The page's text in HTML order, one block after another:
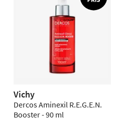
Vichy
Dercos Aminexil R.E.G.E.N.
Booster - 90 ml